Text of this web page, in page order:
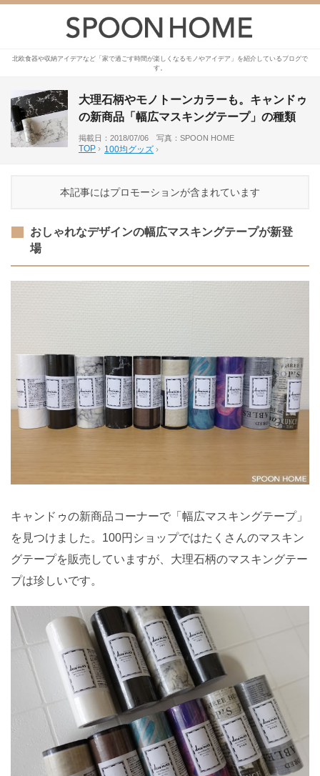
北欧食器や収納アイデアなど「家で過ごす時間が楽しくなるモノやアイデア」を紹介しているブログで
す。
大理石柄やモノトーンカラーも。キャンドゥ
の新商品「幅広マスキングテープ」の種類
掲載日：2018/07/06 写真：SPOON HOME
TOP › 100均グッズ ›
本記事にはプロモーションが含まれています
おしゃれなデザインの幅広マスキングテープが新登
場
キャンドゥの新商品コーナーで「幅広マスキングテープ」
を見つけました。100円ショップではたくさんのマスキン
グテープを販売していますが、大理石柄のマスキングテー
プは珍しいです。